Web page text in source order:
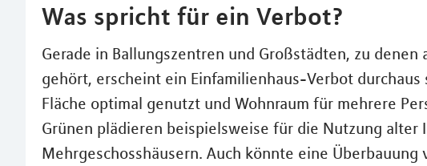
Was spricht für ein Verbot?
Gerade in Ballungszentren und Großstädten, zu denen
gehört, erscheint ein Einfamilienhaus-Verbot
Fläche optimal genutzt und Wohnraum für mehrere
Grünen plädieren beispielsweise für die Nutzung alter
Mehrgeschosshäusern. Auch könnte eine